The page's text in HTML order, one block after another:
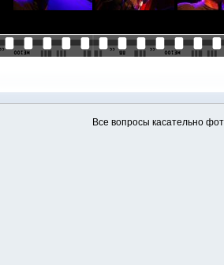
Все вопросы касательно